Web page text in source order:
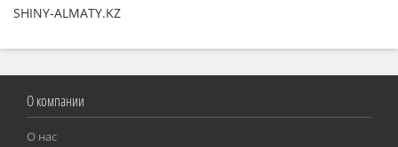
SHINY-ALMATY.KZ
О компании
О нас